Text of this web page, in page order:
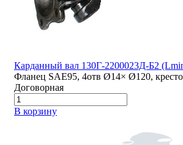
Карданный вал 130Г-2200023Д-Б2
Фланец SAE95, 4отв Ø14× Ø120,
Договорная
В корзину